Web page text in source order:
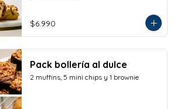
$6.990
Pack bollería al dulce
2 muffins, 5 mini chips y 1 brownie